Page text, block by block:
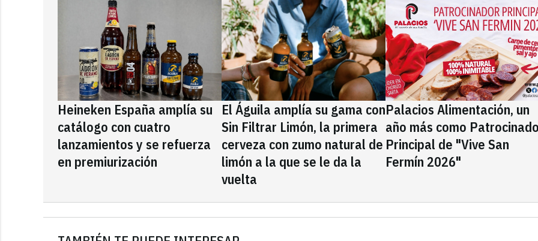
Heineken España amplía su
catálogo con cuatro
lanzamientos y se refuerza
en premiurización
El Águila amplía su gama con
Sin Filtrar Limón, la primera
cerveza con zumo natural de
limón a la que se le da la
vuelta
Palacios Alimentación, un
año más como
Principal de "Vive San
Fermín 2026"